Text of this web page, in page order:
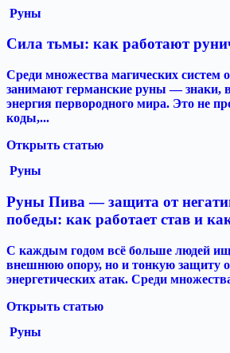
Руны
Сила тьмы: как работают
Среди множества магических систем
занимают германские руны — знаки,
энергия первородного мира. Это не
коды,...
Открыть статью
Руны
Руны Пива — защита от
победы: как работает став и
С каждым годом всё больше людей
внешнюю опору, но и тонкую защиту
энергетических атак. Среди
Открыть статью
Руны